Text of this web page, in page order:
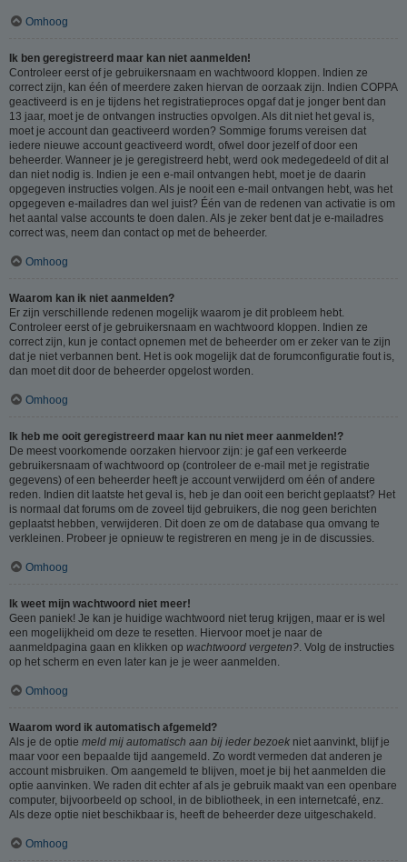
Omhoog
Ik ben geregistreerd maar kan niet aanmelden!
Controleer eerst of je gebruikersnaam en wachtwoord kloppen. Indien ze
correct zijn, kan één of meerdere zaken hiervan de oorzaak zijn. Indien COPPA
geactiveerd is en je tijdens het registratieproces opgaf dat je jonger bent dan
13 jaar, moet je de ontvangen instructies opvolgen. Als dit niet het geval is,
moet je account dan geactiveerd worden? Sommige forums vereisen dat
iedere nieuwe account geactiveerd wordt, ofwel door jezelf of door een
beheerder. Wanneer je je geregistreerd hebt, werd ook medegedeeld of dit al
dan niet nodig is. Indien je een e-mail ontvangen hebt, moet je de daarin
opgegeven instructies volgen. Als je nooit een e-mail ontvangen hebt, was het
opgegeven e-mailadres dan wel juist? Één van de redenen van activatie is om
het aantal valse accounts te doen dalen. Als je zeker bent dat je e-mailadres
correct was, neem dan contact op met de beheerder.
Omhoog
Waarom kan ik niet aanmelden?
Er zijn verschillende redenen mogelijk waarom je dit probleem hebt.
Controleer eerst of je gebruikersnaam en wachtwoord kloppen. Indien ze
correct zijn, kun je contact opnemen met de beheerder om er zeker van te zijn
dat je niet verbannen bent. Het is ook mogelijk dat de forumconfiguratie fout is,
dan moet dit door de beheerder opgelost worden.
Omhoog
Ik heb me ooit geregistreerd maar kan nu niet meer aanmelden!?
De meest voorkomende oorzaken hiervoor zijn: je gaf een verkeerde
gebruikersnaam of wachtwoord op (controleer de e-mail met je registratie
gegevens) of een beheerder heeft je account verwijderd om één of andere
reden. Indien dit laatste het geval is, heb je dan ooit een bericht geplaatst? Het
is normaal dat forums om de zoveel tijd gebruikers, die nog geen berichten
geplaatst hebben, verwijderen. Dit doen ze om de database qua omvang te
verkleinen. Probeer je opnieuw te registreren en meng je in de discussies.
Omhoog
Ik weet mijn wachtwoord niet meer!
Geen paniek! Je kan je huidige wachtwoord niet terug krijgen, maar er is wel
een mogelijkheid om deze te resetten. Hiervoor moet je naar de
aanmeldpagina gaan en klikken op wachtwoord vergeten? . Volg de instructies
op het scherm en even later kan je je weer aanmelden.
Omhoog
Waarom word ik automatisch afgemeld?
Als je de optie meld mij automatisch aan bij ieder bezoek niet aanvinkt, blijf je
maar voor een bepaalde tijd aangemeld. Zo wordt vermeden dat anderen je
account misbruiken. Om aangemeld te blijven, moet je bij het aanmelden die
optie aanvinken. We raden dit echter af als je gebruik maakt van een openbare
computer, bijvoorbeeld op school, in de bibliotheek, in een internetcafé, enz.
Als deze optie niet beschikbaar is, heeft de beheerder deze uitgeschakeld.
Omhoog